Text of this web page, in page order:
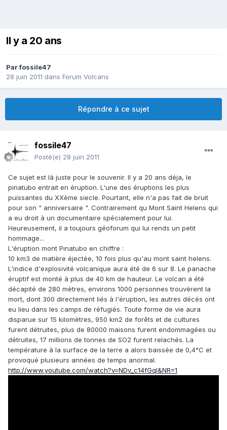
Il y a 20 ans
Parfossile47
28 juin 2011 dans Forum Volcans
Répondre à ce sujet
fossile47
Posté(e) 28 juin 2011
Ce sujet est là juste pour le souvenir. Il y a 20 ans déja, le
pinatubo entrait en éruption. L'une des éruptions les plus
puissantes du XXème siecle. Pourtant, elle n'a pas fait de bruit
pour son " anniversaire ". Contrairement qu Mont Saint Helens qui
a eu droit à un documentaire spécialement pour lui.
Heureusement, il a toujours géoforum qui lui rends un petit
hommage...
L'éruption mont Pinatubo en chiffre :
10 km3 de matière éjectée, 10 fois plus qu'au mont saint helens.
L'indice d'explosivité volcanique aura été de 6 sur 8. Le panache
éruptif est monté à plus de 40 km de hauteur. Le volcan a été
décapité de 280 mètres, environs 1000 personnes trouvèrent la
mort, dont 300 directement liés à l'éruption, les autres décès ont
eu lieu dans les camps de réfugiés. Toute forme de vie aura
disparue sur 15 kilomètres, 950 km2 de forêts et de cultures
furent détruites, plus de 80000 maisons furent endommagées ou
détruites, 17 millions de tonnes de SO2 furent relachés. La
température à la surface de la terre a alors baissée de 0,4°C et
provoqué plusieurs années de temps anormal.
http://www.youtube.com/watch?v=NDv_c14fGqI&NR=1